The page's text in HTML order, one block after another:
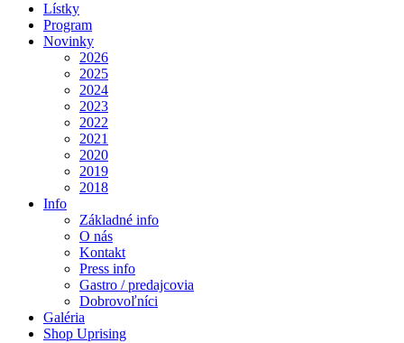
Lístky
Program
Novinky
2026
2025
2024
2023
2022
2021
2020
2019
2018
Info
Základné info
O nás
Kontakt
Press info
Gastro / predajcovia
Dobrovoľníci
Galéria
Shop Uprising